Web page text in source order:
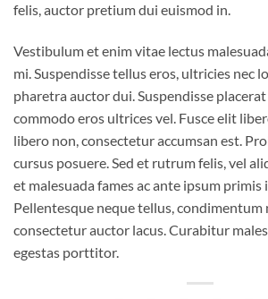
felis, auctor pretium dui euismod in.
Vestibulum et enim vitae lectus
mi. Suspendisse tellus eros, ultricies nec
pharetra auctor dui. Suspendisse
commodo eros ultrices vel. Fusce elit
libero non, consectetur accumsan est.
cursus posuere. Sed et rutrum felis, vel
et malesuada fames ac ante ipsum primis
Pellentesque neque tellus, condimentum
consectetur auctor lacus. Curabitur
egestas porttitor.